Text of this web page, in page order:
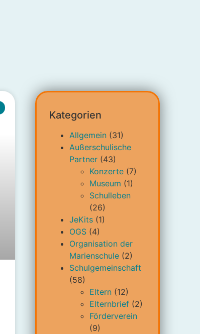
Kategorien
Allgemein(31)
Außerschulische
Partner(43)
Konzerte(7)
Museum (1)
Schulleben
(26)
JeKits(1)
OGS(4)
Organisation der
Marienschule(2)
Schulgemeinschaft
(58)
Eltern(12)
Elternbrief(2)
Förderverein
(9)